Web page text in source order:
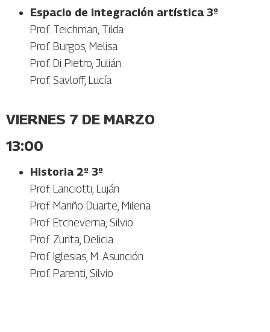
Espacio de integración artística 3º
Prof. Teichman, Tilda
Prof. Burgos, Melisa
Prof. Di Pietro, Julián
Prof. Savloff, Lucía
VIERNES 7 DE MARZO
13:00
Historia 2º 3º
Prof. Lanciotti, Luján
Prof. Mariño Duarte, Milena
Prof. Etcheverria, Silvio
Prof. Zurita, Delicia
Prof. Iglesias, M. Asunción
Prof. Parenti, Silvio